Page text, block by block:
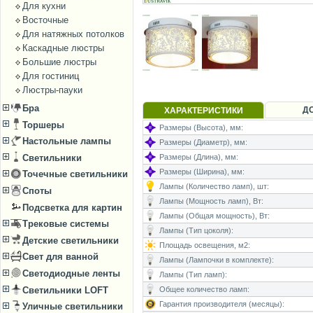
Для кухни
Восточные
Для натяжных потолков
Каскадные люстры
Большие люстры
Для гостиниц
Люстры-пауки
Бра
Торшеры
Настольные лампы
Светильники
Точечные светильники
Споты
Подсветка для картин
Трековые системы
Детские светильники
Свет для ванной
Светодиодные ленты
Светильники LOFT
Уличные светильники
ХАРАКТЕРИСТИКИ
Размеры (Высота), мм:
Размеры (Диаметр), мм:
Размеры (Длина), мм:
Размеры (Ширина), мм:
Лампы (Количество ламп), шт:
Лампы (Мощность ламп), Вт:
Лампы (Общая мощность), Вт:
Лампы (Тип цоколя):
Площадь освещения, м2:
Лампы (Лампочки в комплекте):
Лампы (Тип ламп):
Общее количество ламп:
Гарантия производителя (месяцы):